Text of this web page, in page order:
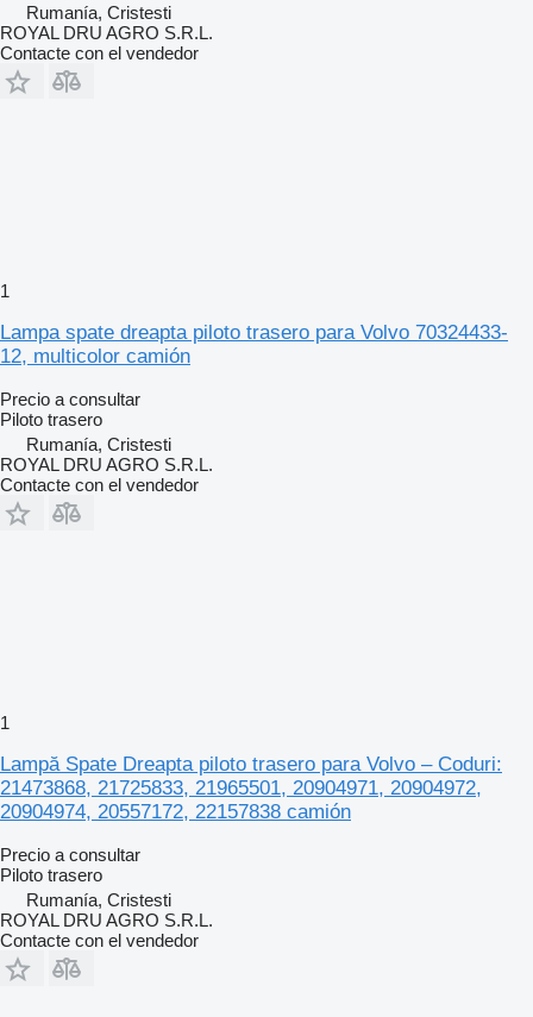
Rumanía, Cristesti
ROYAL DRU AGRO S.R.L.
Contacte con el vendedor
1
Lampa spate dreapta piloto trasero para Volvo 70324433-
12, multicolor camión
Precio a consultar
Piloto trasero
Rumanía, Cristesti
ROYAL DRU AGRO S.R.L.
Contacte con el vendedor
1
Lampă Spate Dreapta piloto trasero para Volvo – Coduri:
21473868, 21725833, 21965501, 20904971, 20904972,
20904974, 20557172, 22157838 camión
Precio a consultar
Piloto trasero
Rumanía, Cristesti
ROYAL DRU AGRO S.R.L.
Contacte con el vendedor